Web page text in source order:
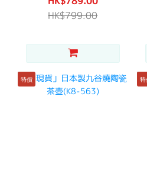
HK$799.00
特價 特